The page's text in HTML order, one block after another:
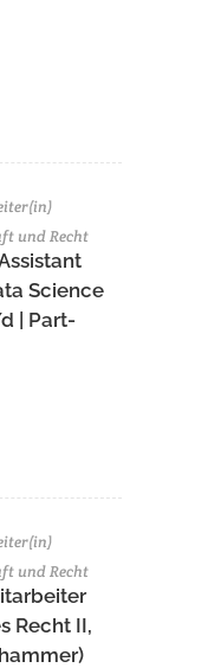
und Recht
Science
| Part-
und Recht
Recht II,